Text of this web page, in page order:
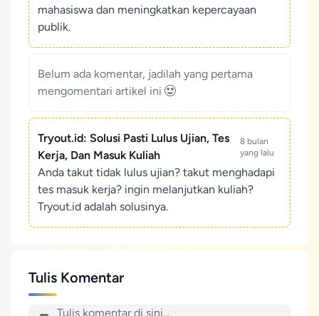
mahasiswa dan meningkatkan kepercayaan
publik.
Belum ada komentar, jadilah yang pertama
mengomentari artikel ini
Tryout.id: Solusi Pasti Lulus Ujian, Tes
Kerja, Dan Masuk Kuliah
8 bulan
yang lalu
Anda takut tidak lulus ujian? takut menghadapi
tes masuk kerja? ingin melanjutkan kuliah?
Tryout.id adalah solusinya.
Tulis Komentar